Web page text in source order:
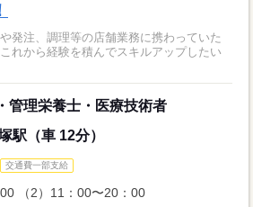
発注、調理等の店舗業務に携わっていた
れから経験を積んでスキルアップしたい
管理栄養士・医療技術者
駅（車 12分）
交通費一部支給
（2）11：00〜20：00